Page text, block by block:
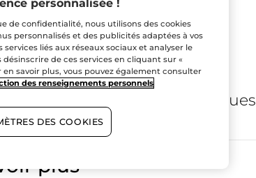
60 hectares
champs biologiques
plus​
personnalisée !
de confidentialité, nous utilisons des cookies
personnalisés et des publicités adaptées à vos
liés aux réseaux sociaux et analyser le
désinscrire de ces services en cliquant sur «
en savoir plus, vous pouvez également consulter
des renseignements personnels
DES COOKIES